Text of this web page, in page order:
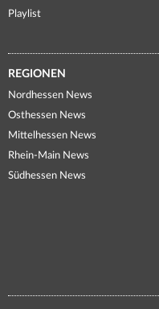
Playlist
REGIONEN
Nordhessen News
Osthessen News
Mittelhessen News
Rhein-Main News
Südhessen News